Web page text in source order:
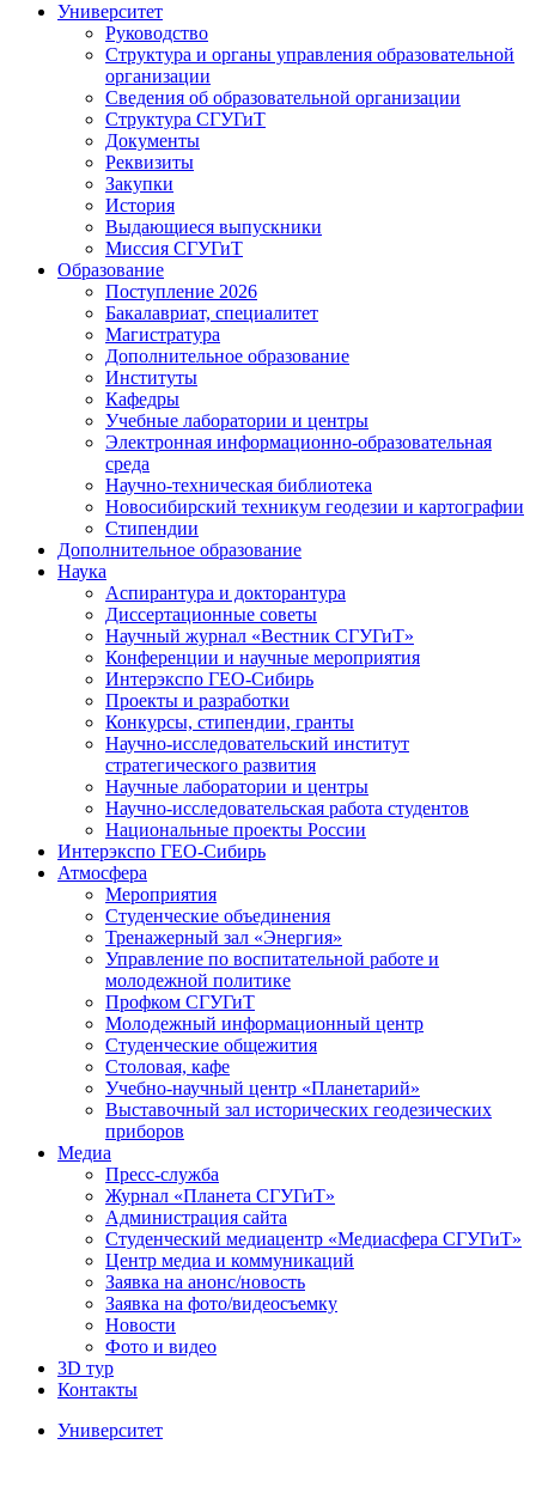
Университет
Руководство
Структура и органы управления образовательной
организации
Сведения об образовательной организации
Структура СГУГиТ
Документы
Реквизиты
Закупки
История
Выдающиеся выпускники
Миссия СГУГиТ
Образование
Поступление 2026
Бакалавриат, специалитет
Магистратура
Дополнительное образование
Институты
Кафедры
Учебные лаборатории и центры
Электронная информационно-образовательная
среда
Научно-техническая библиотека
Новосибирский техникум геодезии и картографии
Стипендии
Дополнительное образование
Наука
Аспирантура и докторантура
Диссертационные советы
Научный журнал «Вестник СГУГиТ»
Конференции и научные мероприятия
Интерэкспо ГЕО-Сибирь
Проекты и разработки
Конкурсы, стипендии, гранты
Научно-исследовательский институт
стратегического развития
Научные лаборатории и центры
Научно-исследовательская работа студентов
Национальные проекты России
Интерэкспо ГЕО-Сибирь
Атмосфера
Мероприятия
Студенческие объединения
Тренажерный зал «Энергия»
Управление по воспитательной работе и
молодежной политике
Профком СГУГиТ
Молодежный информационный центр
Студенческие общежития
Столовая, кафе
Учебно-научный центр «Планетарий»
Выставочный зал исторических геодезических
приборов
Медиа
Пресс-служба
Журнал «Планета СГУГиТ»
Администрация сайта
Студенческий медиацентр «Медиасфера СГУГиТ»
Центр медиа и коммуникаций
Заявка на анонс/новость
Заявка на фото/видеосъемку
Новости
Фото и видео
3D тур
Контакты
Университет